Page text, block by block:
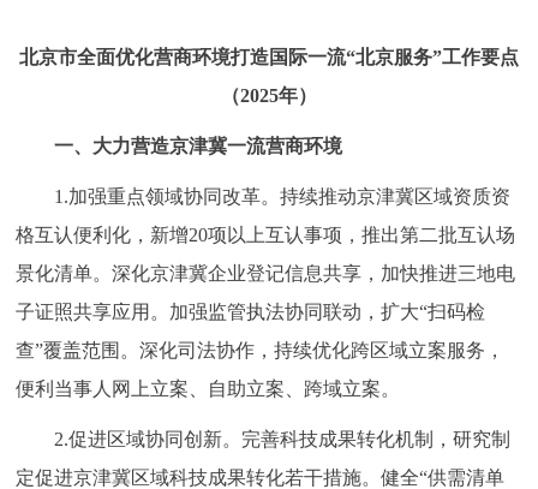
北京市全面优化营商环境打造国际一流“北京服务”工作要点
（2025年）
一、大力营造京津冀一流营商环境
1.加强重点领域协同改革。持续推动京津冀区域资质资
格互认便利化，新增20项以上互认事项，推出第二批互认场
景化清单。深化京津冀企业登记信息共享，加快推进三地电
子证照共享应用。加强监管执法协同联动，扩大“扫码检
查”覆盖范围。深化司法协作，持续优化跨区域立案服务，
便利当事人网上立案、自助立案、跨域立案。
2.促进区域协同创新。完善科技成果转化机制，研究制
定促进京津冀区域科技成果转化若干措施。健全“供需清单